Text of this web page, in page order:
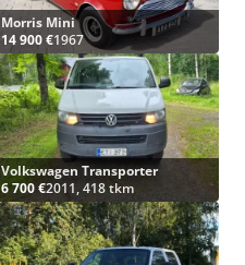
Morris Mini
14 900 €1967
Volkswagen Transporter
6 700 €2011, 418 tkm